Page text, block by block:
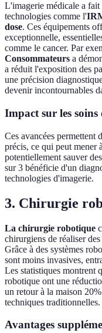
L'imagerie médicale a
technologies comme l'
dose. Ces équipements
exceptionnelle,
comme le cancer. Par
Consommateurs a
a réduit l'exposition des
une précision
devenir incontournables
Impact sur les soins
Ces avancées permettent
précis, ce qui peut mener
potentiellement sauver
sur 3 bénéficie d'un
technologies d'imagerie.
3. Chirurgie
La chirurgie robotique
chirurgiens de réaliser
Grâce à des systèmes
sont moins invasives,
Les statistiques montrent
robotique ont une
un retour à la maison
techniques traditionnelles.
Avantages